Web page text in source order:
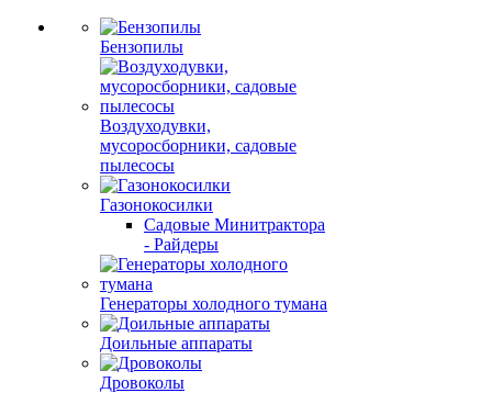
Бензопилы
Воздуходувки,
мусоросборники, cадовые
пылесосы
Газонокосилки
Садовые Минитрактора
- Райдеры
Генераторы холодного тумана
Доильные аппараты
Дровоколы